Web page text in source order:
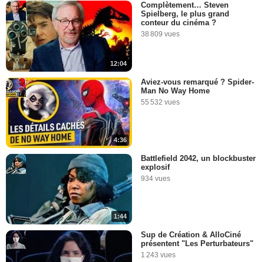
12:04
Complètement… Steven
Spielberg, le plus grand
conteur du cinéma ?
38 809 vues
4:36
Aviez-vous remarqué ? Spider-
Man No Way Home
55 532 vues
1:44
Battlefield 2042, un blockbuster
explosif
934 vues
Sup de Création & AlloCiné
présentent "Les Perturbateurs"
1 243 vues